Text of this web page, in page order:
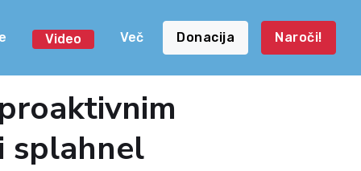
Video Več Donacija Naroči!
splahnel